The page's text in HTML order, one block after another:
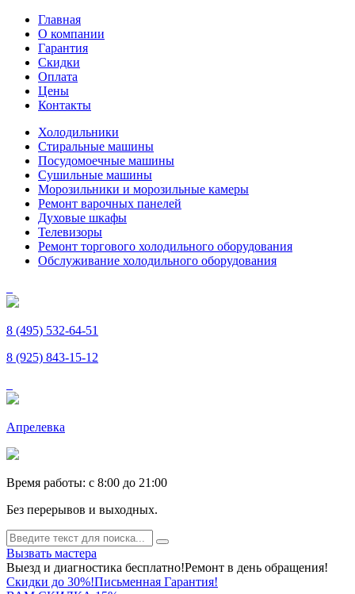
Главная
О компании
Гарантия
Скидки
Оплата
Цены
Контакты
Холодильники
Стиральные машины
Посудомоечные машины
Сушильные машины
Морозильники и морозильные камеры
Ремонт варочных панелей
Духовые шкафы
Телевизоры
Ремонт торгового холодильного оборудования
Обслуживание холодильного оборудования
8 (495) 532-64-51
8 (925) 843-15-12
Апрелевка
Время работы: c 8:00 до 21:00
Без перерывов и выходных.
Вызвать мастера
Выезд и диагностика бесплатно!Ремонт в день обращения!
Скидки до 30%!Письменная Гарантия!